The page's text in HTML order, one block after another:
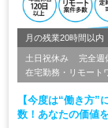
月の残業20時間以内
土日祝休み 完全週
在宅勤務・リモート
【今度は“働き方
数！あなたの価値